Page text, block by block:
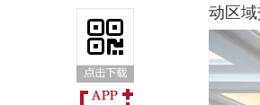
动区域